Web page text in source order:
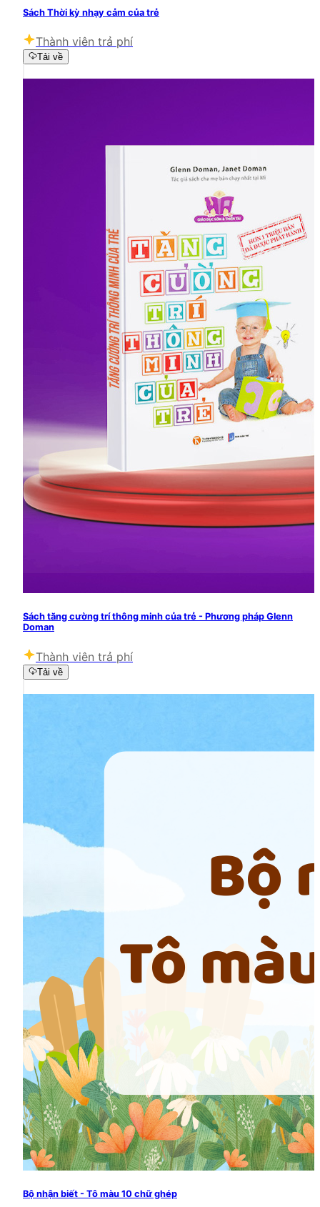
Sách Thời kỳ nhạy cảm của trẻ
Thành viên trả phí
Tải về
Sách tăng cường trí thông minh của trẻ - Phương pháp Glenn
Doman
Thành viên trả phí
Tải về
Bộ nhận biết - Tô màu 10 chữ ghép